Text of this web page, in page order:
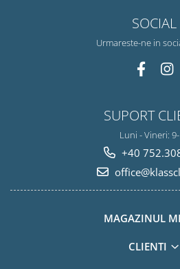
SOCIAL
Urmareste-ne in
SUPORT
Luni - Vineri:
+40
MAGAZINUL
CLIENTI